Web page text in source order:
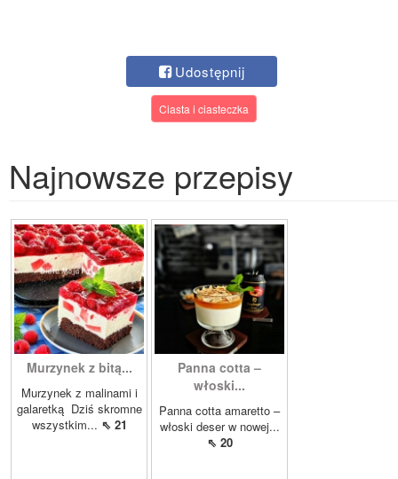
Udostępnij
Ciasta i ciasteczka
Najnowsze przepisy
Murzynek z bitą...
Murzynek z malinami i
galaretką Dziś skromne
wszystkim... ⇖ 21
Panna cotta –
włoski...
Panna cotta amaretto –
włoski deser w nowej...
⇖ 20